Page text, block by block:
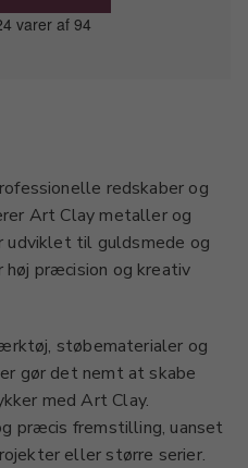
varer af 94
redskaber og
Art Clay metaller og
udviklet til guldsmede og
høj præcision og kreativ
støbematerialer og
gør det nemt at skabe
med Art Clay.
præcis fremstilling, uanset
eller større serier.